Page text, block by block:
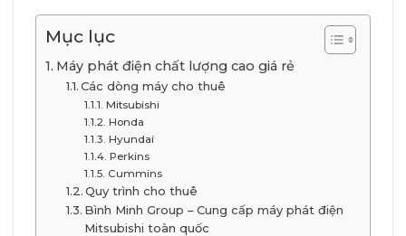
Mục lục
Máy phát điện chất lượng cao giá rẻ
Các dòng máy cho thuê
Mitsubishi
Honda
Hyundai
Perkins
Cummins
Quy trình cho thuê
Bình Minh Group – Cung cấp máy phát điện
Mitsubishi toàn quốc